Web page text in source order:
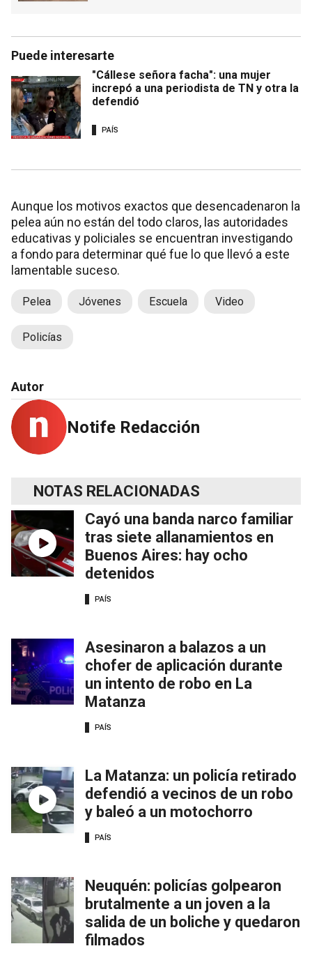
Puede interesarte
"Cállese señora facha": una mujer
increpó a una periodista de TN y otra la
defendió
PAÍS
Aunque los motivos exactos que desencadenaron la
pelea aún no están del todo claros, las autoridades
educativas y policiales se encuentran investigando
a fondo para determinar qué fue lo que llevó a este
lamentable suceso.
Pelea Jóvenes Escuela Video
Policías
Autor
Notife Redacción
NOTAS RELACIONADAS
Cayó una banda narco familiar
tras siete allanamientos en
Buenos Aires: hay ocho
detenidos
PAÍS
Asesinaron a balazos a un
chofer de aplicación durante
un intento de robo en La
Matanza
PAÍS
La Matanza: un policía retirado
defendió a vecinos de un robo
y baleó a un motochorro
PAÍS
Neuquén: policías golpearon
brutalmente a un joven a la
salida de un boliche y quedaron
filmados